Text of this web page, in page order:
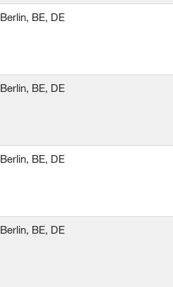
Berlin, BE, DE
Berlin, BE, DE
Berlin, BE, DE
Berlin, BE, DE